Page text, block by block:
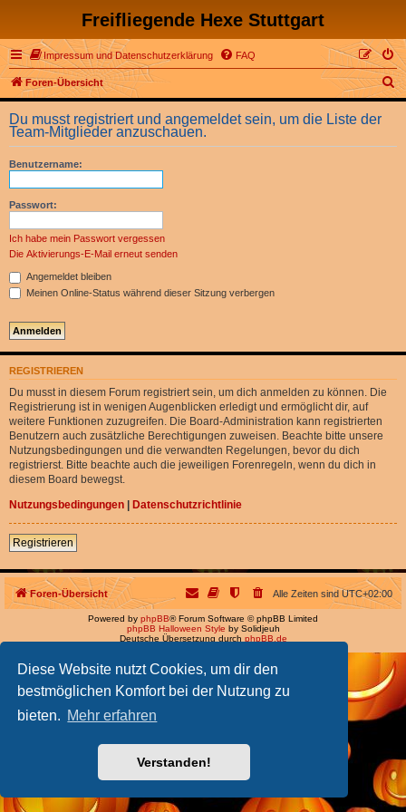
Diese Website nutzt Cookies, um dir den
bestmöglichen Komfort bei der Nutzung zu
bieten. Mehr erfahren
Verstanden!
Freifliegende Hexe Stuttgart
Impressum und Datenschutzerklärung FAQ
Foren-Übersicht
S
u
h
Du musst registriert und angemeldet sein, um die Liste der
Team-Mitglieder anzuschauen.
Benutzername:
Passwort:
Ich habe mein Passwort vergessen
Die Aktivierungs-E-Mail erneut senden
Angemeldet bleiben
Meinen Online-Status während dieser Sitzung verbergen
REGISTRIEREN
Du musst in diesem Forum registriert sein, um dich anmelden zu können. Die
Registrierung ist in wenigen Augenblicken erledigt und ermöglicht dir, auf
weitere Funktionen zuzugreifen. Die Board-Administration kann registrierten
Benutzern auch zusätzliche Berechtigungen zuweisen. Beachte bitte unsere
Nutzungsbedingungen und die verwandten Regelungen, bevor du dich
registrierst. Bitte beachte auch die jeweiligen Forenregeln, wenn du dich in
diesem Board bewegst.
Nutzungsbedingungen | Datenschutzrichtlinie
Registrieren
Foren-Übersicht Alle Zeiten sindUTC+02:00
Powered by phpBB® Forum Software © phpBB Limited
phpBB Halloween Style by Solidjeuh
Deutsche Übersetzung durch phpBB.de